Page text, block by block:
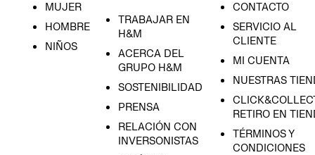
MUJER
HOMBRE
NIÑOS
TRABAJAR EN
H&M
ACERCA DEL
GRUPO H&M
SOSTENIBILIDAD
PRENSA
RELACIÓN CON
INVERSONISTAS
CONTACTO
SERVICIO AL
CLIENTE
MI CUENTA
NUESTRAS
RETIRO EN
TÉRMINOS Y
CONDICIONES